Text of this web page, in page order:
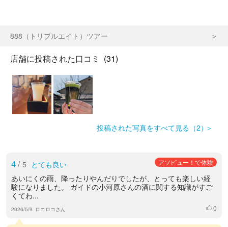
888（トリプルエイト）ツアー
店舗に投稿された口コミ (31)
投稿された写真をすべて見る（2）
4/ 5 とても良い アソビュー！で体験
あいにくの雨、降ったりやんだりでしたが、とっても楽しい経
験になりました。 ガイドの小河原さんの酒に関する知識がすご
くてわ...
2026/5/9 ロコロコさん いいね
0